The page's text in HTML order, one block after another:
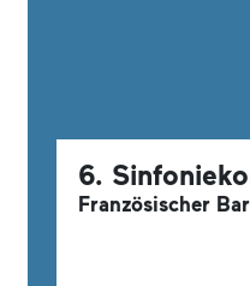
6.
Französischer